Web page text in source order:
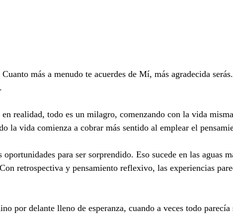
más a menudo te acuerdes de Mí, más agradecida
realidad, todo es un milagro, comenzando con la vida
la vida comienza a cobrar más sentido al emplear el
para ser sorprendido. Eso sucede en las aguas
retrospectiva y pensamiento reflexivo, las experiencias
por delante lleno de esperanza, cuando a veces todo